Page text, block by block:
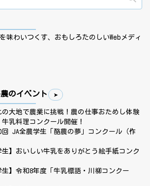
味わいつくす、おもしろたのしいWebメディ
のイベント
の大地で農業に挑戦！農の仕事おためし体験
牛乳料理コンクール開催！
回 JA全農学生「酪農の夢」コンクール（作
生】おいしい牛乳をありがとう絵手紙コンク
生】令和8年度「牛乳標語・川柳コンクー